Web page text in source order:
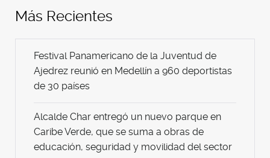
Más Recientes
Festival Panamericano de la Juventud de
Ajedrez reunió en Medellín a 960 deportistas
de 30 países
Alcalde Char entregó un nuevo parque en
Caribe Verde, que se suma a obras de
educación, seguridad y movilidad del sector